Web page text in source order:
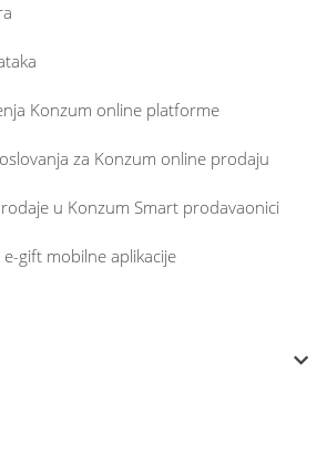
Konzum online platforme
za Konzum online prodaju
u Konzum Smart prodavaonici
gift mobilne aplikacije